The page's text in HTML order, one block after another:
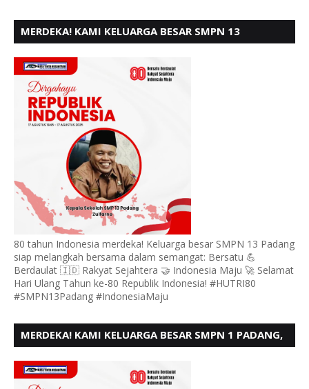
MERDEKA! KAMI KELUARGA BESAR SMPN 13
80 tahun Indonesia merdeka! Keluarga besar SMPN 13 Padang
siap melangkah bersama dalam semangat: Bersatu 💪
Berdaulat 🇮🇩 Rakyat Sejahtera 🤝 Indonesia Maju 🚀 Selamat
Hari Ulang Tahun ke-80 Republik Indonesia! #HUTRI80
#SMPN13Padang #IndonesiaMaju
MERDEKA! KAMI KELUARGA BESAR SMPN 1 PADANG,